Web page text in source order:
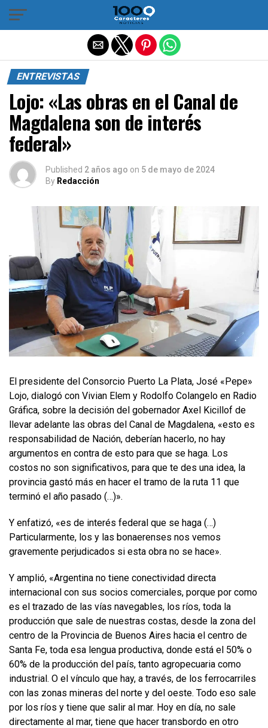
ENTREVISTAS
Lojo: «Las obras en el Canal de
Magdalena son de interés
federal»
Published 2 años ago on 5 de mayo de 2024
By Redacción
El presidente del Consorcio Puerto La Plata, José «Pepe»
Lojo, dialogó con Vivian Elem y Rodolfo Colangelo en Radio
Gráfica, sobre la decisión del gobernador Axel Kicillof de
llevar adelante las obras del Canal de Magdalena, «esto es
responsabilidad de Nación, deberían hacerlo, no hay
argumentos en contra de esto para que se haga. Los
costos no son significativos, para que te des una idea, la
provincia gastó más en hacer el tramo de la ruta 11 que
terminó el año pasado (…)».
Y enfatizó, «es de interés federal que se haga (…)
Particularmente, los y las bonaerenses nos vemos
gravemente perjudicados si esta obra no se hace».
Y amplió, «Argentina no tiene conectividad directa
internacional con sus socios comerciales, porque por como
es el trazado de las vías navegables, los ríos, toda la
producción que sale de nuestras costas, desde la zona del
centro de la Provincia de Buenos Aires hacia el centro de
Santa Fe, toda esa lengua productiva, donde está el 50% o
60% de la producción del país, tanto agropecuaria como
industrial. O el vínculo que hay, a través, de los ferrocarriles
con las zonas mineras del norte y del oeste. Todo eso sale
por los ríos y tiene que salir al mar. Hoy en día, no sale
directamente al mar, tiene que hacer transbordo en otro
Salir de la versión móvil